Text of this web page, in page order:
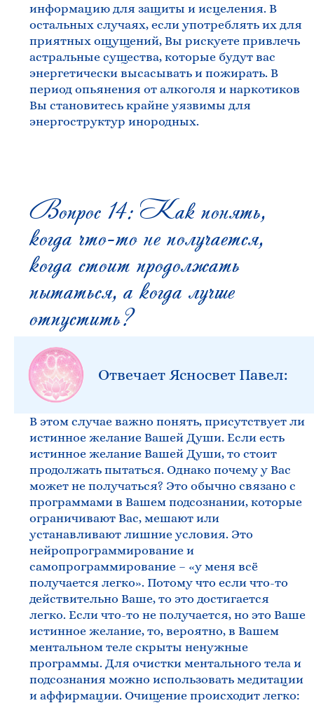
информацию для защиты и исцеления. В
остальных случаях, если употреблять их для
приятных ощущений, Вы рискуете привлечь
астральные существа, которые будут вас
энергетически высасывать и пожирать. В
период опьянения от алкоголя и наркотиков
Вы становитесь крайне уязвимы для
энергоструктур инородных.
Вопрос 14: Как понять,
когда что-то не получается,
когда стоит продолжать
пытаться, а когда лучше
отпустить?
Отвечает Ясносвет Павел:
В этом случае важно понять, присутствует ли
истинное желание Вашей Души. Если есть
истинное желание Вашей Души, то стоит
продолжать пытаться. Однако почему у Вас
может не получаться? Это обычно связано с
программами в Вашем подсознании, которые
ограничивают Вас, мешают или
устанавливают лишние условия. Это
нейропрограммирование и
самопрограммирование – «у меня всё
получается легко». Потому что если что-то
действительно Ваше, то это достигается
легко. Если что-то не получается, но это Ваше
истинное желание, то, вероятно, в Вашем
ментальном теле скрыты ненужные
программы. Для очистки ментального тела и
подсознания можно использовать медитации
и аффирмации. Очищение происходит легко: